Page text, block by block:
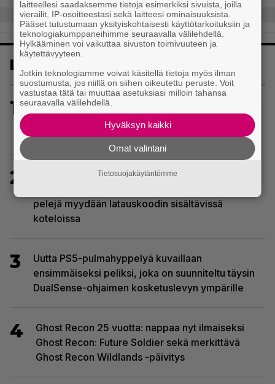
Luetuimmat
1
Sony kertoo kuulleensa PlayStation-pelilevyjen
valmistuksen lopettamisesta nousseen kritiikin –
aikoo silti pysyä suunnitelmassaan
2
Sony on keskustellut jälleenmyyjien kanssa
pelejä myydään latauskoodin sisältävissä
koteloissa
3
Uutta PS5-pulmahyppelyä kuvaillaan
ensimmäiseksi peliksi, joka on suunniteltu täysin
DualSense-ohjaimen kosketuslevyn ympärille
4
Ghost Recon 25 vuotta: nappaa nyt ilmaiseksi
Ghost Recon: Future Soldier sekä merkittävä
Ghost Recon Wildlands -päivitys
laitteellesi saadaksemme tietoja esimerkiksi sivuista, joilla
vierailit, IP-osoitteestasi sekä laitteesi ominaisuuksista.
Pääset tutustumaan yksityiskohtaisesti käyttötarkoituksiin ja
teknologiakumppaneihimme seuraavalla välilehdellä.
Hylkääminen voi vaikuttaa sivuston toimivuuteen ja
käytettävyyteen.
Jotkin teknologiamme voivat käsitellä tietoja myös ilman
suostumusta, jos niillä on siihen oikeutettu peruste. Voit
vastustaa tätä tai muuttaa asetuksiasi milloin tahansa
seuraavalla välilehdellä.
Hyväksyn kaikki
Omat valintani
Tietosuojakäytäntömme